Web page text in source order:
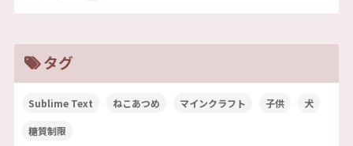
タグ
Sublime Text ねこあつめ マインクラフト 子供 犬
糖質制限